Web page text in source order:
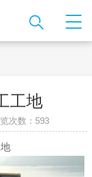
工地
次数： 593